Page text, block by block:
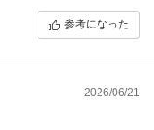
参考になった
2026/06/21